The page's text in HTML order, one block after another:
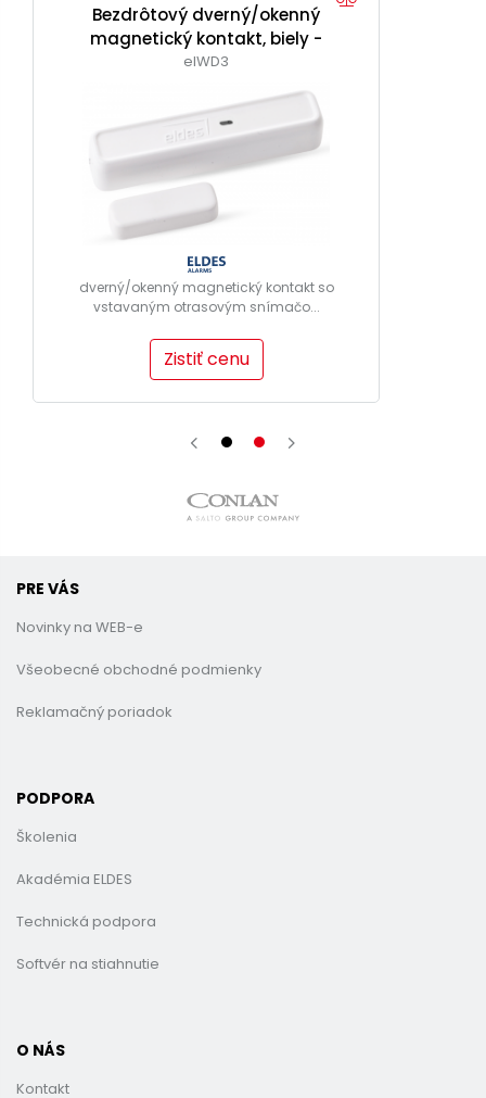
Bezdrôtový dverný/okenný
magnetický kontakt, biely -
EWD3
elWD3
dverný/okenný magnetický kontakt so
vstavaným otrasovým snímačo...
Zistiť cenu
PRE VÁS
Novinky na WEB-e
Všeobecné obchodné podmienky
Reklamačný poriadok
PODPORA
Školenia
Akadémia ELDES
Technická podpora
Softvér na stiahnutie
O NÁS
Kontakt